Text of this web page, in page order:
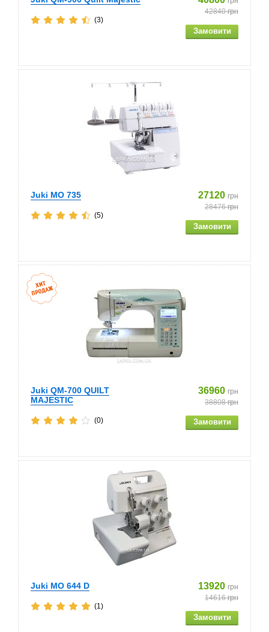
42840грн
(3)
Juki MO 735 27120 грн
28476грн
(5)
Juki QM-700 QUILT
MAJESTIC
36960 грн
38808грн
(0)
Juki MO 644 D 13920 грн
14616грн
(1)